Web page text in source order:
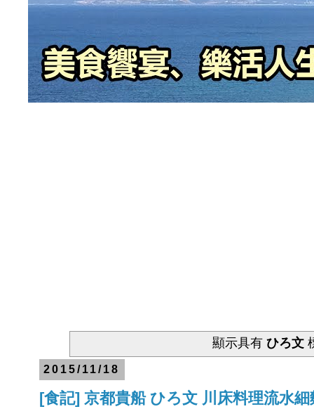
顯示具有 ひろ文
2015/11/18
[食記] 京都貴船 ひろ文 川床料理流水細